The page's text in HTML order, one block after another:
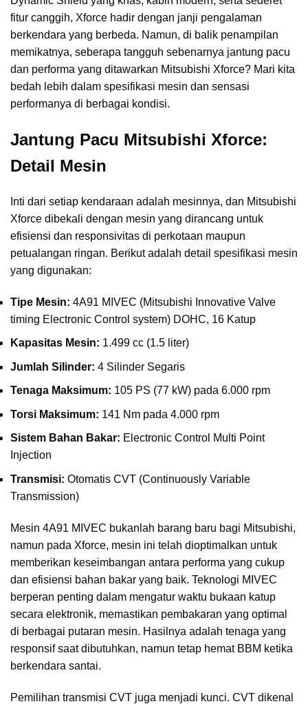
fitur canggih, Xforce hadir dengan janji pengalaman
berkendara yang berbeda. Namun, di balik penampilan
memikatnya, seberapa tangguh sebenarnya jantung pacu
dan performa yang ditawarkan Mitsubishi Xforce? Mari kita
bedah lebih dalam spesifikasi mesin dan sensasi
performanya di berbagai kondisi.
Jantung Pacu Mitsubishi Xforce:
Detail Mesin
Inti dari setiap kendaraan adalah mesinnya, dan Mitsubishi
Xforce dibekali dengan mesin yang dirancang untuk
efisiensi dan responsivitas di perkotaan maupun
petualangan ringan. Berikut adalah detail spesifikasi mesin
yang digunakan:
Tipe Mesin: 4A91 MIVEC (Mitsubishi Innovative Valve
timing Electronic Control system) DOHC, 16 Katup
Kapasitas Mesin: 1.499 cc (1.5 liter)
Jumlah Silinder: 4 Silinder Segaris
Tenaga Maksimum: 105 PS (77 kW) pada 6.000 rpm
Torsi Maksimum: 141 Nm pada 4.000 rpm
Sistem Bahan Bakar: Electronic Control Multi Point
Injection
Transmisi: Otomatis CVT (Continuously Variable
Transmission)
Mesin 4A91 MIVEC bukanlah barang baru bagi Mitsubishi,
namun pada Xforce, mesin ini telah dioptimalkan untuk
memberikan keseimbangan antara performa yang cukup
dan efisiensi bahan bakar yang baik. Teknologi MIVEC
berperan penting dalam mengatur waktu bukaan katup
secara elektronik, memastikan pembakaran yang optimal
di berbagai putaran mesin. Hasilnya adalah tenaga yang
responsif saat dibutuhkan, namun tetap hemat BBM ketika
berkendara santai.
Pemilihan transmisi CVT juga menjadi kunci. CVT dikenal